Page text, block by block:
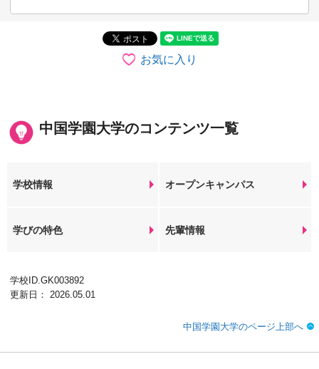
お気に入り
中国学園大学のコンテンツ一覧
学校情報 オープンキャンパス
学びの特色 先輩情報
学校ID.GK003892
更新日： 2026.05.01
中国学園大学のページ上部へ